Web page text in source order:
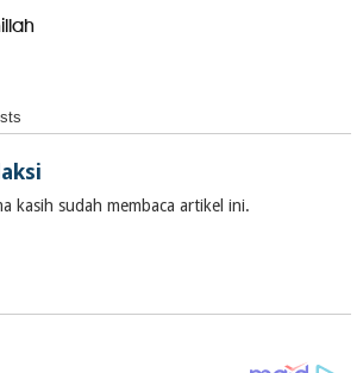
kasih sudah membaca artikel ini.